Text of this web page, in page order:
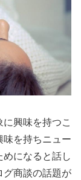
興味を持つこ
味を持ちニュー
になると話し
グ商談の話題が